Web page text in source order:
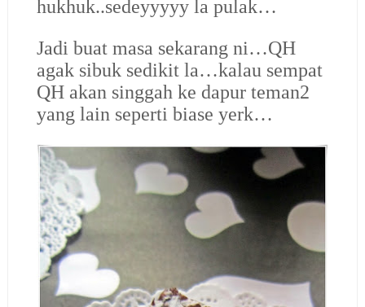
hukhuk..sedeyyyyy la pulak…
Jadi buat masa sekarang ni…QH
agak sibuk sedikit la…kalau sempat
QH akan singgah ke dapur teman2
yang lain seperti biase yerk…